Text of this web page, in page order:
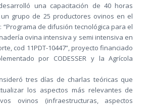
una capacitación de 40 horas
grupo de 25 productores ovinos en el
“Programa de difusión tecnológica para el
ovina intensiva y semi intensiva en
cod 11PDT-10447”, proyecto financiado
por CODESSER y la Agrícola
tres días de charlas teóricas que
los aspectos más relevantes de
ovinos (infraestructuras, aspectos